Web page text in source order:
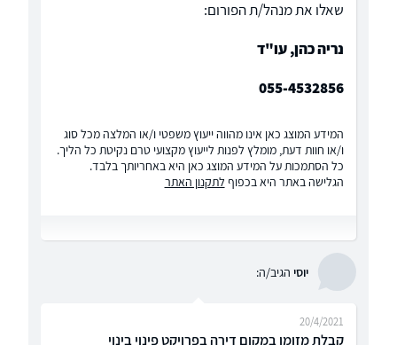
שאלו את מנהל/ת הפורום:
נריה כהן, עו"ד
055-4532856
המידע המוצג כאן אינו מהווה ייעוץ משפטי ו/או המלצה מכל סוג
ו/או חוות דעת, מומלץ לפנות לייעוץ מקצועי טרם נקיטת כל הליך.
כל הסתמכות על המידע המוצג כאן היא באחריותך בלבד.
הגלישה באתר היא בכפוף לתקנון האתר
יוסי הגיב/ה:
קבלת מזומן במקום דירה בפרויקט פינוי בינוי
20/4/2021